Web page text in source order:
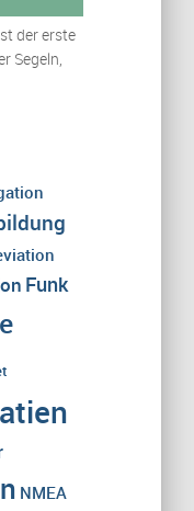
der erste
Segeln,
Funk
NMEA